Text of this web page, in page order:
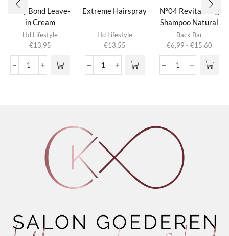
Silky Bond Leave-
in Cream
Hd Lifestyle
€13,95
Silky
Extreme Hairspray
Hd Lifestyle
€13,55
Extreme
Nº04 Revitalizing
Shampoo Natural
Herbs
Back Bar
€6,99 - €15,60
tot
Nº04
heeft
meerdere
Deze optie